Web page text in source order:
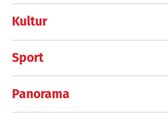
Kultur
Sport
Panorama